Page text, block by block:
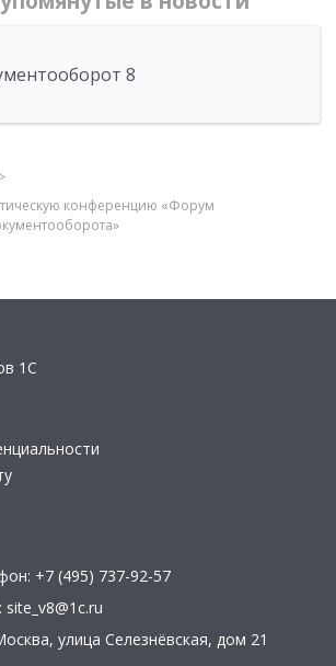
8
конференцию «Форум
1С
+7 (495) 737-92-57
site_v8@1c.ru
, улица Селезнёвская, дом 21